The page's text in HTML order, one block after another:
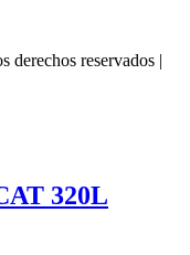
derechos reservados |
320L